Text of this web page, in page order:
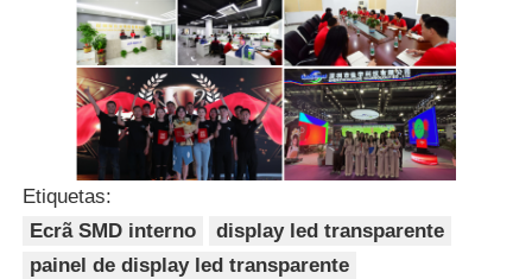
Etiquetas:
Ecrã SMD interno
display led transparente
painel de display led transparente